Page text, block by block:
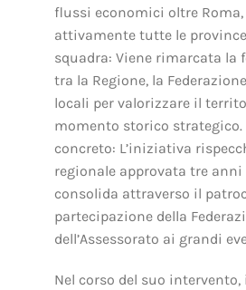
flussi economici oltre
attivamente tutte le
squadra: Viene rimarcata la
tra la Regione, la
locali per valorizzare il
momento storico strategico.
concreto: L’iniziativa
regionale approvata tre anni
consolida attraverso il
partecipazione della
dell’Assessorato ai grandi
Nel corso del suo intervento,